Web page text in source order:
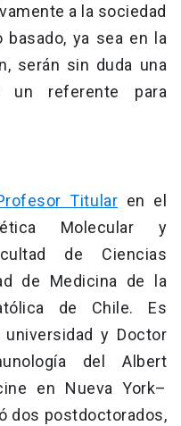
a la sociedad
ya sea en la
serán sin duda una
un referente para
Titular en el
Molecular y
de Ciencias
de Medicina de la
de Chile. Es
y Doctor
del Albert
en Nueva York–
dos postdoctorados,